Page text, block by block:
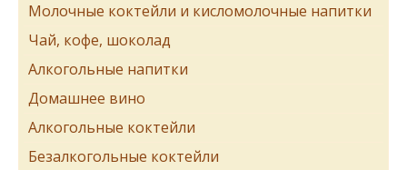
Молочные коктейли и кисломолочные напитки
Чай, кофе, шоколад
Алкогольные напитки
Домашнее вино
Алкогольные коктейли
Безалкогольные коктейли